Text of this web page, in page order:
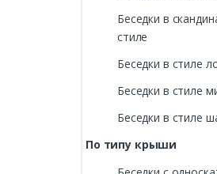
Беседки в
стиле
Беседки в стиле
Беседки в стиле
Беседки в стиле
По типу крыши